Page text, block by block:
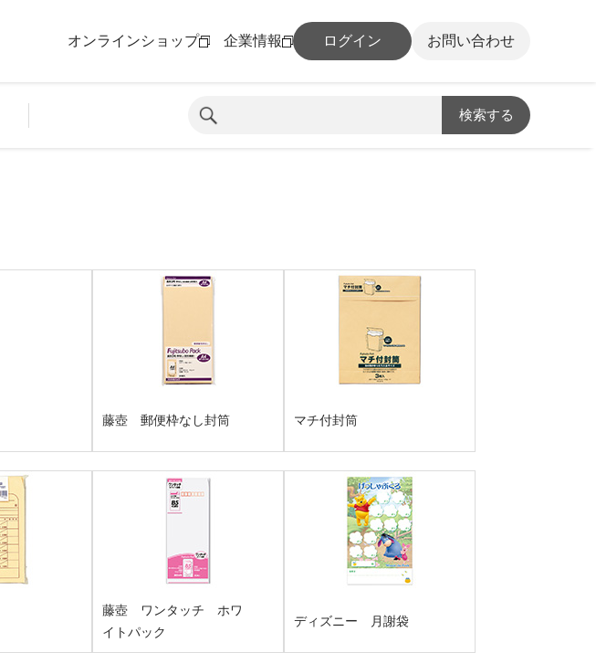
オンラインショップ 企業情報 ログイン お問い合わせ
検索する
藤壺 郵便枠なし封筒 マチ付封筒
藤壺 ワンタッチ ホワ
イトパック
ディズニー 月謝袋